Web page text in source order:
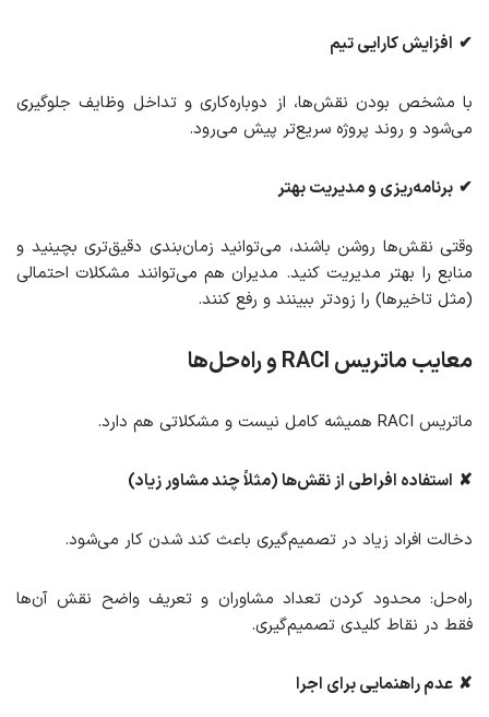
✔ افزایش کارایی تیم
با مشخص بودن نقش‌ها، از دوباره‌کاری و تداخل وظایف جلوگیری
می‌شود و روند پروژه سریع‌تر پیش می‌رود.
✔ برنامه‌ریزی و مدیریت بهتر
وقتی نقش‌ها روشن باشند، می‌توانید زمان‌بندی دقیق‌تری بچینید و
منابع را بهتر مدیریت کنید. مدیران هم می‌توانند مشکلات احتمالی
(مثل تاخیرها) را زودتر ببینند و رفع کنند.
معایب ماتریس RACI و راه‌حل‌ها
ماتریس RACI همیشه کامل نیست و مشکلاتی هم دارد.
✘ استفاده افراطی از نقش‌ها (مثلاً چند مشاور زیاد)
دخالت افراد زیاد در تصمیم‌گیری باعث کند شدن کار می‌شود.
راه‌حل: محدود کردن تعداد مشاوران و تعریف واضح نقش آن‌ها
فقط در نقاط کلیدی تصمیم‌گیری.
✘ عدم راهنمایی برای اجرا